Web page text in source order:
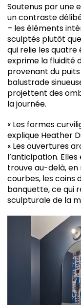
Soutenus par une
un contraste
– les éléments
sculptés plutôt
qui relie les
exprime la fluidité
provenant du
balustrade
projettent des
la journée.
« Les formes
explique Heather
« Les ouvertures
l’anticipation.
trouve au-delà,
courbes, les coins
banquette, ce qui
sculpturale de la